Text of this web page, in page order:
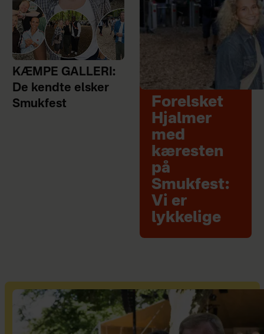
KÆMPE GALLERI:
De kendte elsker
Smukfest
Forelsket
Hjalmer
med
kæresten
på
Smukfest:
Vi er
lykkelige